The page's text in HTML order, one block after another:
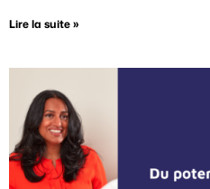
Lire la suite »